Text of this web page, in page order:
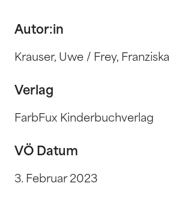
Autor:in
Krauser, Uwe / Frey, Franziska
Verlag
FarbFux Kinderbuchverlag
VÖ Datum
3. Februar 2023